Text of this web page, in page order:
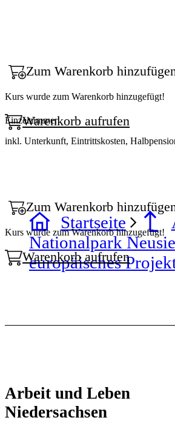
Zum Warenkorb
Kurs wurde zum Warenkorb hinzugefügt!
Warenkorb aufrufen
Einzelzimmer
inkl. Unterkunft, Eintrittskosten,
Zum Warenkorb
Kurs wurde zum Warenkorb hinzugefügt!
Warenkorb aufrufen
Startseite
Nationalpark
europäisches
Arbeit und Leben
Niedersachsen